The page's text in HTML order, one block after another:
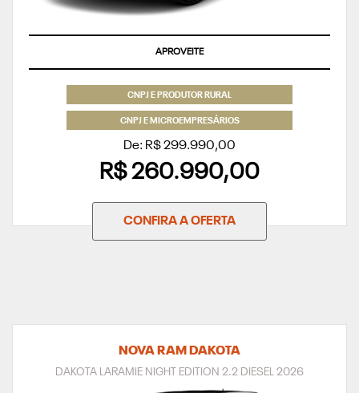
APROVEITE
CNPJ E PRODUTOR RURAL
CNPJ E MICROEMPRESÁRIOS
De: R$ 299.990,00
R$ 260.990,00
CONFIRA A OFERTA
NOVA RAM DAKOTA
DAKOTA LARAMIE NIGHT EDITION 2.2 DIESEL 2026